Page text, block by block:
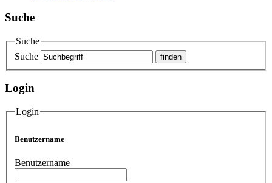
Suche
Suche
Suche
Login
Login
Benutzername
Benutzername